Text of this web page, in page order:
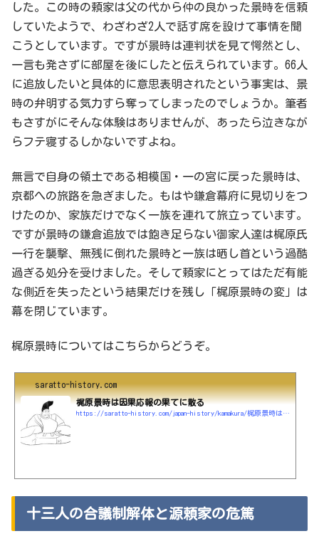
した。この時の頼家は父の代から仲の良かった景時を信頼
していたようで、わざわざ2人で話す席を設けて事情を聞
こうとしています。ですが景時は連判状を見て愕然とし、
一言も発さずに部屋を後にしたと伝えられています。66人
に追放したいと具体的に意思表明されたという事実は、景
時の弁明する気力すら奪ってしまったのでしょうか。筆者
もさすがにそんな体験はありませんが、あったら泣きなが
らフテ寝するしかないですよね。
無言で自身の領土である相模国・一の宮に戻った景時は、
京都への旅路を急ぎました。もはや鎌倉幕府に見切りをつ
けたのか、家族だけでなく一族を連れて旅立っています。
ですが景時の鎌倉追放では飽き足らない御家人達は梶原氏
一行を襲撃、無残に倒れた景時と一族は晒し首という過酷
過ぎる処分を受けました。そして頼家にとってはただ有能
な側近を失ったという結果だけを残し「梶原景時の変」は
幕を閉じています。
梶原景時についてはこちらからどうぞ。
saratto-history.com
梶原景時は因果応報の果てに散る
https://saratto-history.com/japan-history/kamakura/梶原景時は因果応報の果てに散る
十三人の合議制解体と源頼家の危篤